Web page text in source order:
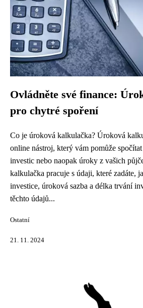
Ovládněte své finance:
pro chytré spoření
Co je úroková kalkulačka? Úroková
online nástroj, který vám pomůže
investic nebo naopak úroky z vašich
kalkulačka pracuje s údaji, které zadáte,
investice, úroková sazba a délka trvání
těchto údajů...
Ostatní
21. 11. 2024